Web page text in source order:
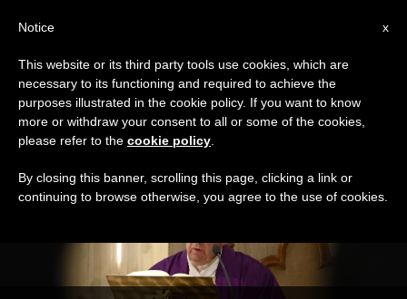
GIORNO
Aprile 3rd, 2020
ULTIME NOTIZIE
x
Notice
This website or its third party tools use cookies, which are
necessary to its functioning and required to achieve the
purposes illustrated in the cookie policy. If you want to know
more or withdraw your consent to all or some of the cookies,
please refer to the cookie policy
By closing this banner, scrolling this page, clicking a link or
continuing to browse otherwise, you agree to the use of cookies.